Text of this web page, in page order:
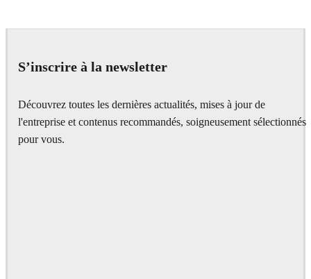
S’inscrire à la newsletter
Découvrez toutes les dernières actualités, mises à jour de
l'entreprise et contenus recommandés, soigneusement sélectionnés
pour vous.